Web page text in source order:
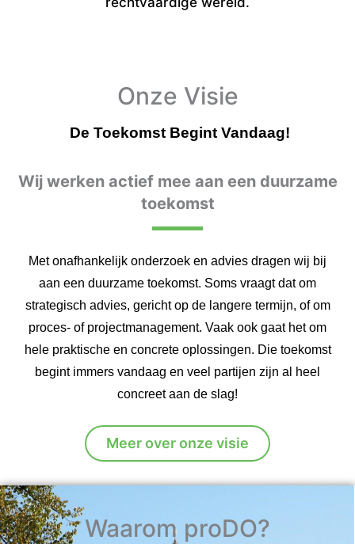
Onze Visie
De Toekomst Begint Vandaag!
Wij werken actief mee aan een duurzame
toekomst
Met onafhankelijk onderzoek en advies dragen wij bij
aan een duurzame toekomst. Soms vraagt dat om
strategisch advies, gericht op de langere termijn, of om
proces- of projectmanagement. Vaak ook gaat het om
hele praktische en concrete oplossingen. Die toekomst
begint immers vandaag en veel partijen zijn al heel
concreet aan de slag!
Meer over onze visie
Waarom proDO?